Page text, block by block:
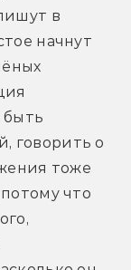
в
начнут
говорить о
тоже
что